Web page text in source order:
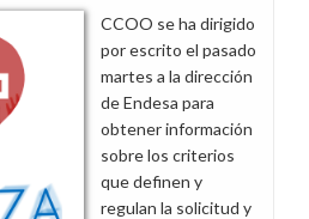
CCOO se ha dirigido
por escrito el pasado
martes a la dirección
de Endesa para
obtener información
sobre los criterios
que definen y
regulan la solicitud y